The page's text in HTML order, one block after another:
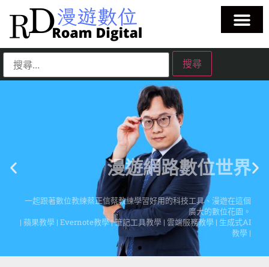
漫遊網路數位世界
一起跟著數位教練蔡正信蔡教練學習好用的科技工具、漫遊在這個
廣大的數位花園。
| 蘋果教學 | Evernote教學 | 筆記工具教學 | 雲端服務教學 | 生成式AI
點擊這裡